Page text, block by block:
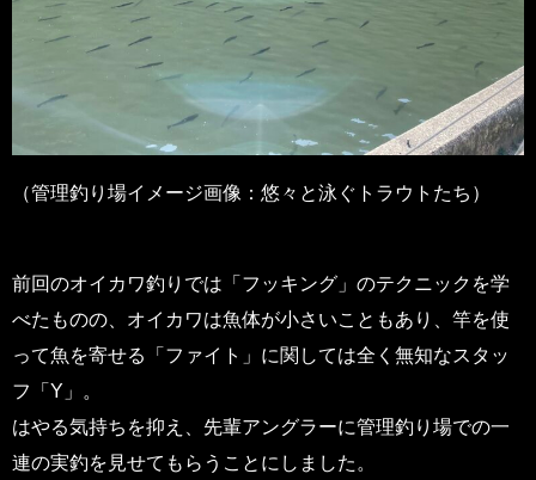
（管理釣り場イメージ画像：悠々と泳ぐトラウトたち）
前回のオイカワ釣りでは「フッキング」のテクニックを学
べたものの、オイカワは魚体が小さいこともあり、竿を使
って魚を寄せる「ファイト」に関しては全く無知なスタッ
フ「Y」。
はやる気持ちを抑え、先輩アングラーに管理釣り場での一
連の実釣を見せてもらうことにしました。